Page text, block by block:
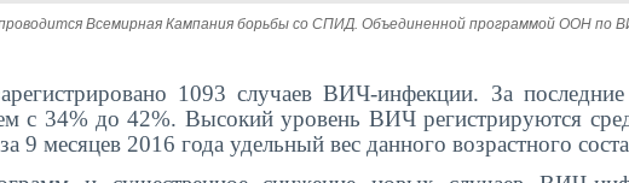
проводится Всемирная Кампания борьбы со СПИД. Объединенной программой ООН
1093 случаев ВИЧ-инфекции. За
с 34% до 42%. Высокий уровень ВИЧ регистрируются
9 месяцев 2016 года удельный вес данного возрастного